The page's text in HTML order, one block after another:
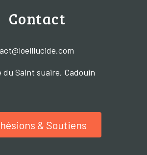
Contact
du Saint suaire, Cadouin
& Soutiens